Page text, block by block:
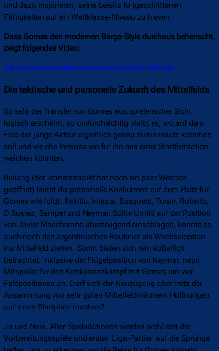
und dazu inspirieren, seine bereits fortgeschrittenen
Fähigkeiten auf ein Weltklasse-Niveau zu hieven.
Dass Gomes den modernen Barça-Style durchaus beherrscht,
zeigt folgendes Video:
https://www.youtube.com/watch?v=J2hr-q6G1qw
Die taktische und personelle Zukunft des Mittelfelds
So sehr der Transfer von Gomes aus spielerischer Sicht
logisch erscheint, so undurchsichtig bleibt es, wo auf dem
Feld der junge Akteur eigentlich genau zum Einsatz kommen
soll und welche Personalien für ihn aus einer Startformation
weichen könnten.
Bislang (der Transfermarkt hat noch ein paar Wochen
geöffnet) lautet die potenzielle Konkurrenz auf dem Platz für
Gomes wie folgt: Rakitić, Iniesta, Busquets, Turan, Roberto,
D.Suárez, Samper und Neymar. Sollte Umtiti auf der Position
von Javier Mascherano überzeugend einschlagen, könnte es
auch noch den argentinischen Routinier als Wechseloption
ins Mittelfeld ziehen. Somit bieten sich rein äußerlich
betrachtet, inklusive der Flügelposition von Neymar, neun
Mitspieler für den Konkurrenzkampf mit Gomes um vier
Feldpositionen an. Darf sich der Neuzugang aber trotz der
Ansammlung von sehr guten Mittelfeldmännern Hoffnungen
auf einen Startplatz machen?
Ja und Nein. Allen Spekulationen werden wohl erst die
Vorbereitungsspiele und ersten Liga-Partien auf die Sprünge